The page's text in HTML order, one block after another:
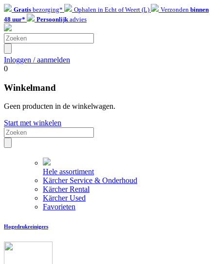
Gratis bezorging* Ophalen in Echt of Weert (L) Verzonden binnen
48 uur*
Persoonlijkadvies
Inloggen / aanmelden
0
Winkelmand
Geen producten in de winkelwagen.
Start met winkelen
Hele assortiment
Kärcher Service & Onderhoud
Kärcher Rental
Kärcher Used
Favorieten
Hogedrukreinigers